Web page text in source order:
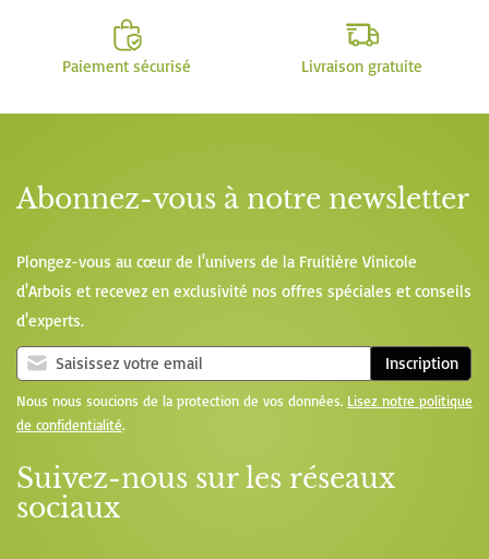
Paiement sécurisé Livraison gratuite
Abonnez-vous à notre newsletter
Plongez-vous au cœur de l'univers de la Fruitière Vinicole
d'Arbois et recevez en exclusivité nos offres spéciales et conseils
d'experts.
Inscription
Nous nous soucions de la protection de vos données. Lisez notre politique
de confidentialité.
Suivez-nous sur les réseaux
sociaux